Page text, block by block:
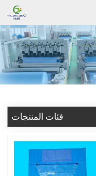
فئات المنتجات